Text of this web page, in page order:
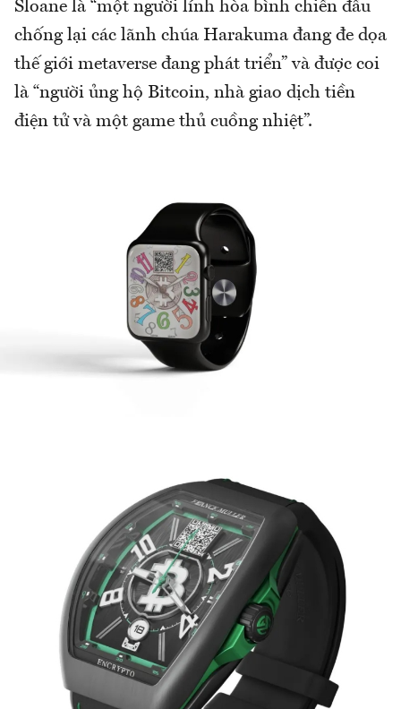
Sloane là “một người lính hòa bình chiến đấu
chống lại các lãnh chúa Harakuma đang đe dọa
thế giới metaverse đang phát triển” và được coi
là “người ủng hộ Bitcoin, nhà giao dịch tiền
điện tử và một game thủ cuồng nhiệt”.